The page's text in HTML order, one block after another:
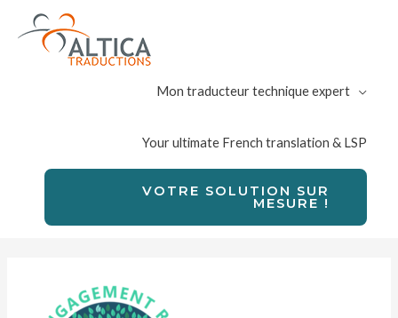
Mon traducteur technique expert
Your ultimate French translation & LSP
VOTRE SOLUTION SUR
MESURE !